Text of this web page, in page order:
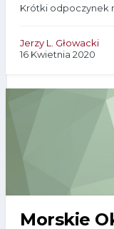
Krótki odpoczynek
Jerzy L. Głowacki
16 Kwietnia 2020
Morskie